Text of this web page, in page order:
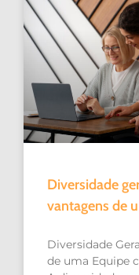
Diversidade
vantagens de
Diversidade
de uma Equipe